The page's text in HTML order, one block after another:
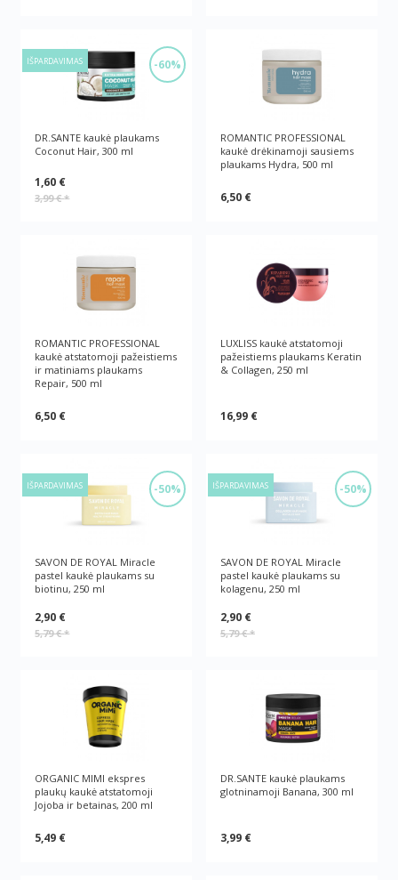
-60%
IŠPARDAVIMAS
DR.SANTE kaukė plaukams
Coconut Hair, 300 ml
1,60 €
3,99 €*
ROMANTIC PROFESSIONAL
kaukė drėkinamoji sausiems
plaukams Hydra, 500 ml
6,50 €
ROMANTIC PROFESSIONAL
kaukė atstatomoji pažeistiems
ir matiniams plaukams
Repair, 500 ml
6,50 €
LUXLISS kaukė atstatomoji
pažeistiems plaukams Keratin
& Collagen, 250 ml
16,99 €
-50%
IŠPARDAVIMAS
SAVON DE ROYAL Miracle
pastel kaukė plaukams su
biotinu, 250 ml
2,90 €
5,79 €*
-50%
IŠPARDAVIMAS
SAVON DE ROYAL Miracle
pastel kaukė plaukams su
kolagenu, 250 ml
2,90 €
5,79 €*
ORGANIC MIMI ekspres
plaukų kaukė atstatomoji
Jojoba ir betainas, 200 ml
5,49 €
DR.SANTE kaukė plaukams
glotninamoji Banana, 300 ml
3,99 €